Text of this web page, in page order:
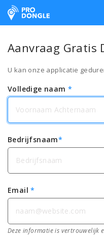
ProDongle Track &
Aanvraag Gratis
U kan onze applicatie
Volledige naam*
Bedrijfsnaam*
Email*
Deze informatie is vertrouwelijk